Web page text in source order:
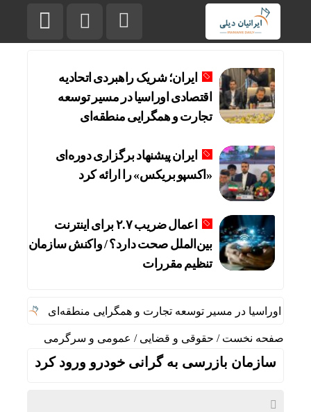
ایران؛ شریک راهبردی اتحادیه
اقتصادی اوراسیا در مسیر توسعه
تجارت و همگرایی منطقه‌ای
ایران پیشنهاد برگزاری دوره‌ای
«اکسپو بریکس» را ارائه کرد
اعمال ضریب ۲.۷ برای اینترنت
بین‌الملل صحت دارد؟ / واکنش سازمان
تنظیم مقررات
اوراسیا در مسیر توسعه تجارت و همگرایی منطقه‌ای ایران
صفحه نخست / حقوقی و قضایی / عمومی و سرگرمی
سازمان بازرسی به گرانی خودرو ورود کرد